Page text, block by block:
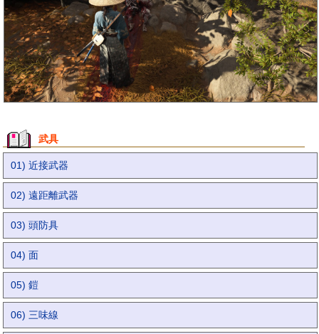
武具
01) 近接武器
02) 遠距離武器
03) 頭防具
04) 面
05) 鎧
06) 三味線